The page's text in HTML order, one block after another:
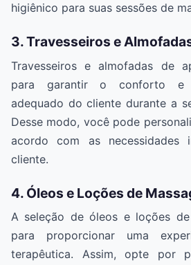
higiênico para suas sessões de
3. Travesseiros e
Travesseiros e almofadas de
para garantir o conforto e
adequado do cliente durante a
Desse modo, você pode
acordo com as necessidades
cliente.
4. Óleos e Loções de
A seleção de óleos e loções
para proporcionar uma
terapêutica. Assim, opte por